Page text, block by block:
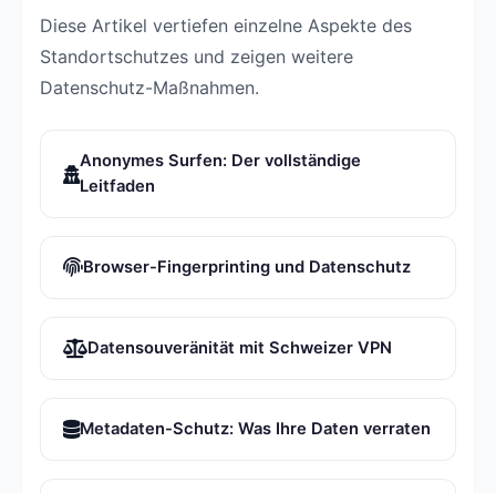
Diese Artikel vertiefen einzelne Aspekte des
Standortschutzes und zeigen weitere
Datenschutz-Maßnahmen.
Anonymes Surfen: Der vollständige
Leitfaden
Browser-Fingerprinting und Datenschutz
Datensouveränität mit Schweizer VPN
Metadaten-Schutz: Was Ihre Daten verraten